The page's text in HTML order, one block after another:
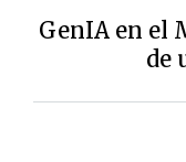
GenIA en el
de